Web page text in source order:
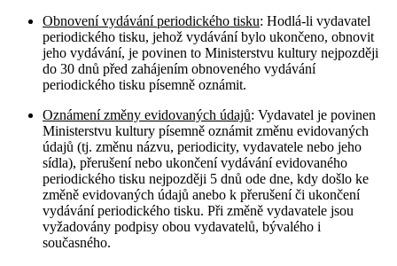
Obnovení vydávání periodického tisku: Hodlá-li vydavatel
periodického tisku, jehož vydávání bylo ukončeno, obnovit
jeho vydávání, je povinen to Ministerstvu kultury nejpozději
do 30 dnů před zahájením obnoveného vydávání
periodického tisku písemně oznámit.
Oznámení změny evidovaných údajů: Vydavatel je povinen
Ministerstvu kultury písemně oznámit změnu evidovaných
údajů (tj. změnu názvu, periodicity, vydavatele nebo jeho
sídla), přerušení nebo ukončení vydávání evidovaného
periodického tisku nejpozději 5 dnů ode dne, kdy došlo ke
změně evidovaných údajů anebo k přerušení či ukončení
vydávání periodického tisku. Při změně vydavatele jsou
vyžadovány podpisy obou vydavatelů, bývalého i
současného.